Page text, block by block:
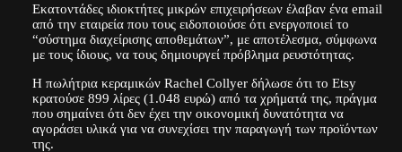
Εκατοντάδες ιδιοκτήτες μικρών επιχειρήσεων έλαβαν ένα email
από την εταιρεία που τους ειδοποιούσε ότι ενεργοποιεί το
“σύστημα διαχείρισης αποθεμάτων”, με αποτέλεσμα, σύμφωνα
με τους ίδιους, να τους δημιουργεί πρόβλημα ρευστότητας.
Η πωλήτρια κεραμικών Rachel Collyer δήλωσε ότι το Etsy
κρατούσε 899 λίρες (1.048 ευρώ) από τα χρήματά της, πράγμα
που σημαίνει ότι δεν έχει την οικονομική δυνατότητα να
αγοράσει υλικά για να συνεχίσει την παραγωγή των προϊόντων
της.